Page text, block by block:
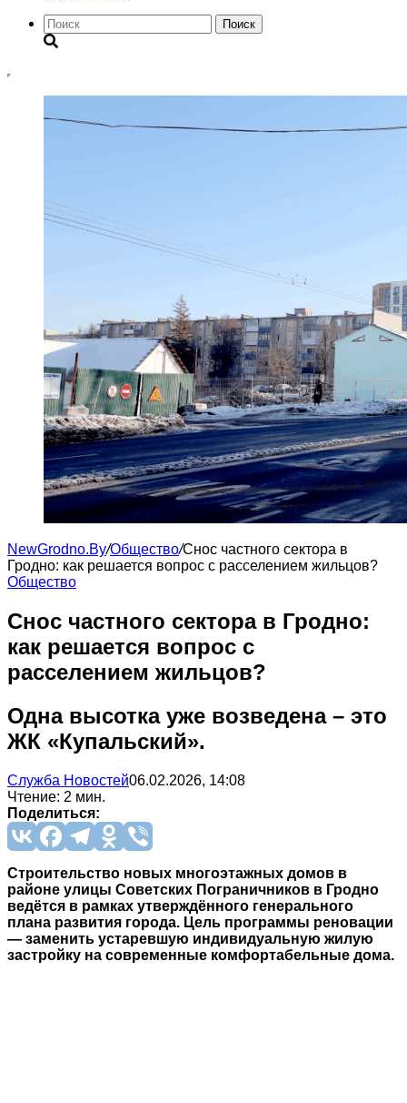
Поиск
NewGrodno.By/Общество/Снос частного сектора в
Гродно: как решается вопрос с расселением жильцов?
Общество
Снос частного сектора в Гродно:
как решается вопрос с
расселением жильцов?
Одна высотка уже возведена – это
ЖК «Купальский».
Служба Новостей06.02.2026, 14:08
Чтение: 2 мин.
Поделиться:
Строительство новых многоэтажных домов в
районе улицы Советских Пограничников в Гродно
ведётся в рамках утверждённого генерального
плана развития города. Цель программы реновации
— заменить устаревшую индивидуальную жилую
застройку на современные комфортабельные дома.